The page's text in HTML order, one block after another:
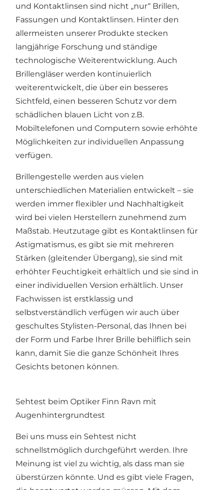
und Kontaktlinsen sind nicht „nur“ Brillen,
Fassungen und Kontaktlinsen. Hinter den
allermeisten unserer Produkte stecken
langjährige Forschung und ständige
technologische Weiterentwicklung. Auch
Brillengläser werden kontinuierlich
weiterentwickelt, die über ein besseres
Sichtfeld, einen besseren Schutz vor dem
schädlichen blauen Licht von z.B.
Mobiltelefonen und Computern sowie erhöhte
Möglichkeiten zur individuellen Anpassung
verfügen.
Brillengestelle werden aus vielen
unterschiedlichen Materialien entwickelt – sie
werden immer flexibler und Nachhaltigkeit
wird bei vielen Herstellern zunehmend zum
Maßstab. Heutzutage gibt es Kontaktlinsen für
Astigmatismus, es gibt sie mit mehreren
Stärken (gleitender Übergang), sie sind mit
erhöhter Feuchtigkeit erhältlich und sie sind in
einer individuellen Version erhältlich. Unser
Fachwissen ist erstklassig und
selbstverständlich verfügen wir auch über
geschultes Stylisten-Personal, das Ihnen bei
der Form und Farbe Ihrer Brille behilflich sein
kann, damit Sie die ganze Schönheit Ihres
Gesichts betonen können.
Sehtest beim Optiker Finn Ravn mit
Augenhintergrundtest
Bei uns muss ein Sehtest nicht
schnellstmöglich durchgeführt werden. Ihre
Meinung ist viel zu wichtig, als dass man sie
überstürzen könnte. Und es gibt viele Fragen,